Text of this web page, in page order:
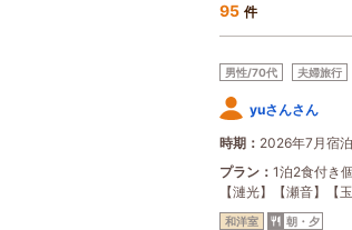
95 件
男性/70代 夫婦旅行
yuさんさん
時期
2026年7月宿泊
プラン
1泊2食付き
【漣光】【瀬音】【玉
和洋室 朝・夕